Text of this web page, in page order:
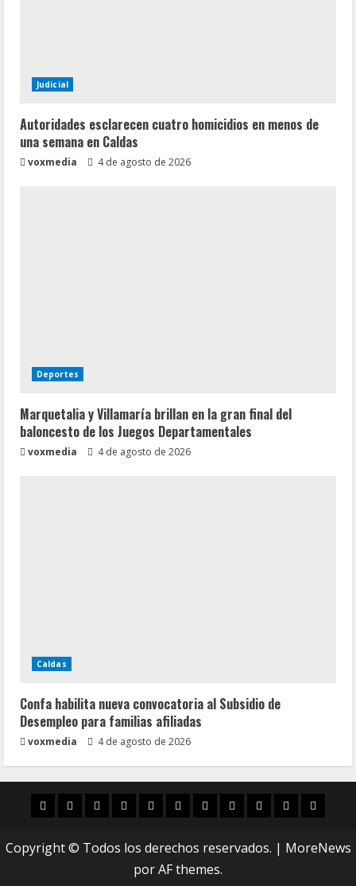
Judicial
Autoridades esclarecen cuatro homicidios en menos de
una semana en Caldas
voxmedia 4 de agosto de 2026
Deportes
Marquetalia y Villamaría brillan en la gran final del
baloncesto de los Juegos Departamentales
voxmedia 4 de agosto de 2026
Caldas
Confa habilita nueva convocatoria al Subsidio de
Desempleo para familias afiliadas
voxmedia 4 de agosto de 2026
InicioCaldasManizales
PolíticaMunicipios
Vías
ZonaCaricatura
ConarteCrónicas
Copyright © Todos los derechos reservados. | MoreNews
por AF themes.